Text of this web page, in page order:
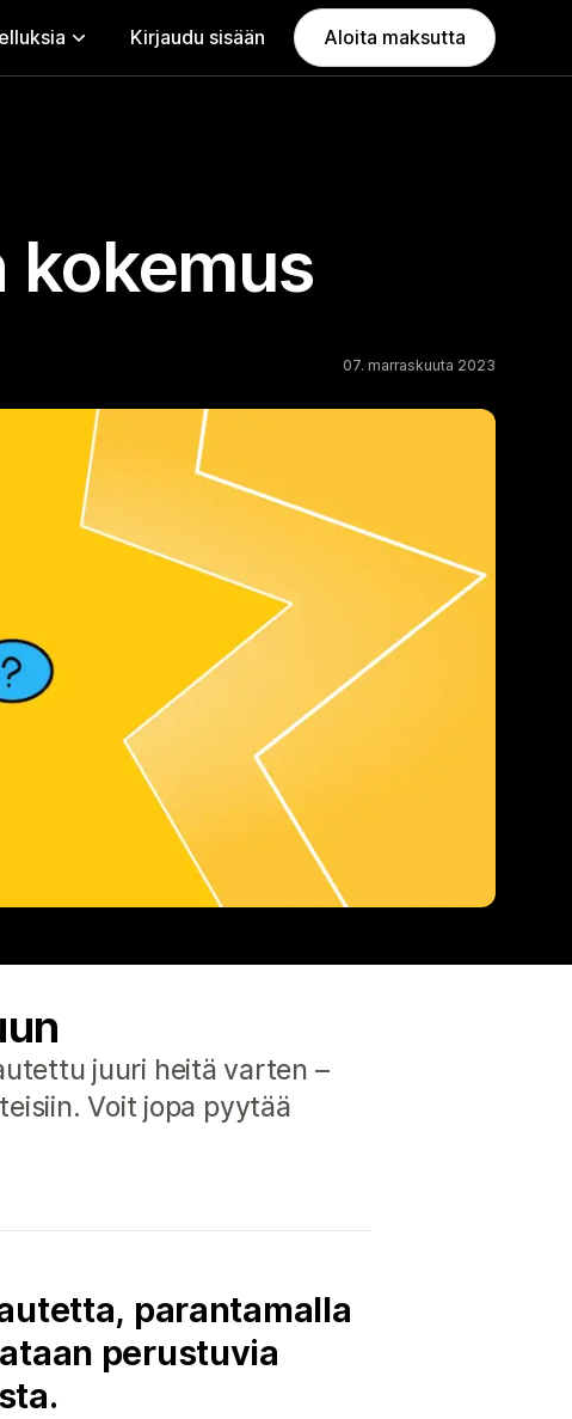
Kirjaudu sisään Aloita maksutta
kokemus
07. marraskuuta 2023
juuri heitä varten –
Voit jopa pyytää
parantamalla
perustuvia